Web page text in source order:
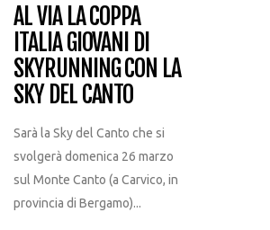
AL VIA LA COPPA
ITALIA GIOVANI DI
SKYRUNNING CON LA
SKY DEL CANTO
Sarà la Sky del Canto che si
svolgerà domenica 26 marzo
sul Monte Canto (a Carvico, in
provincia di Bergamo)...